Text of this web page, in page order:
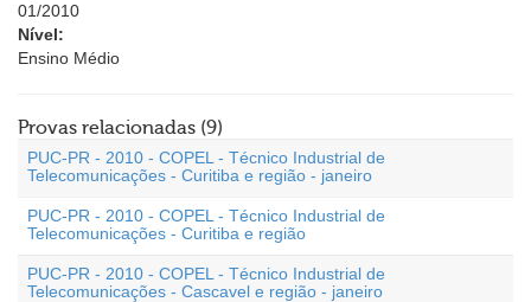
01/2010
Nível:
Ensino Médio
Provas relacionadas (9)
PUC-PR - 2010 - COPEL - Técnico Industrial de
Telecomunicações - Curitiba e região - janeiro
PUC-PR - 2010 - COPEL - Técnico Industrial de
Telecomunicações - Curitiba e região
PUC-PR - 2010 - COPEL - Técnico Industrial de
Telecomunicações - Cascavel e região - janeiro